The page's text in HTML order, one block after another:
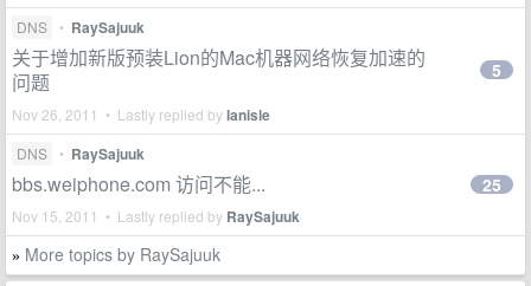
DNS • RaySajuuk
关于增加新版预装Lion的Mac机器网络恢复加速的
问题
Nov 26, 2011 • Lastly replied bylanisle
5
DNS • RaySajuuk
bbs.weiphone.com 访问不能...
Nov 15, 2011 • Lastly replied by RaySajuuk
25
» More topics by RaySajuuk